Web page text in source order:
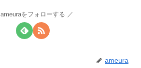
ameuraをフォローする
ameura